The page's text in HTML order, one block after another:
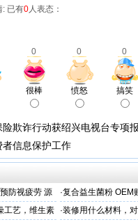
: 已有0人表态：
0 0 0
很棒 愤怒 搞笑
欺诈行动获绍兴电视台专项
信息保护工作
防视疲劳 源
·复合益生菌粉 OEM
业制造商
艺，维生素
·装修用什么材料，